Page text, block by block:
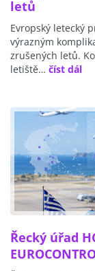
letů
Evropský letecký
výrazným
zrušených letů.
letiště… číst dál
Řecký úřad